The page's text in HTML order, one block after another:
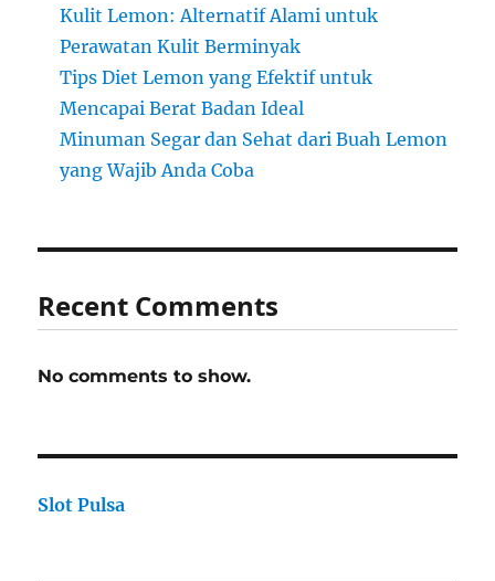
Kulit Lemon: Alternatif Alami untuk
Perawatan Kulit Berminyak
Tips Diet Lemon yang Efektif untuk
Mencapai Berat Badan Ideal
Minuman Segar dan Sehat dari Buah Lemon
yang Wajib Anda Coba
Recent Comments
No comments to show.
Slot Pulsa